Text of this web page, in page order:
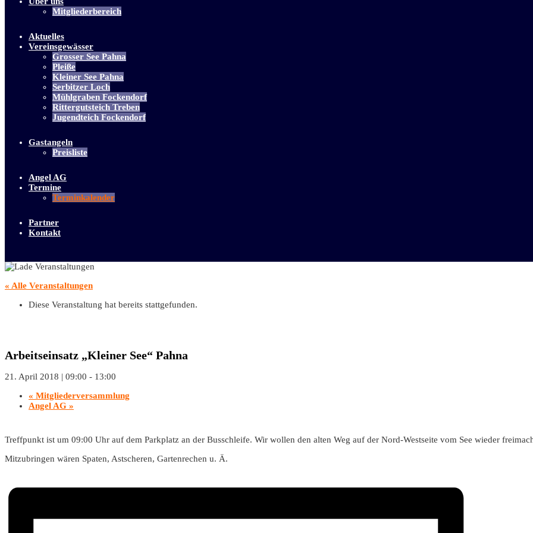
Mitgliederbereich
Aktuelles
Vereinsgewässer
Grosser See Pahna
Pleiße
Kleiner See Pahna
Serbitzer Loch
Mühlgraben Fockendorf
Rittergutsteich Treben
Jugendteich Fockendorf
Gastangeln
Preisliste
Angel AG
Termine
Terminkalender
Partner
Kontakt
« Alle Veranstaltungen
Diese Veranstaltung hat bereits stattgefunden.
Arbeitseinsatz „Kleiner See“ Pahna
21. April 2018 | 09:00 - 13:00
« Mitgliederversammlung
Angel AG »
Treffpunkt ist um 09:00 Uhr auf dem Parkplatz an der Busschleife. Wir wollen den alten Weg auf der Nord-Westseite vom See wieder
Mitzubringen wären Spaten, Astscheren, Gartenrechen u. Ä.